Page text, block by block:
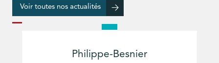
Voir toutes nos actualités
Philippe-Besnier